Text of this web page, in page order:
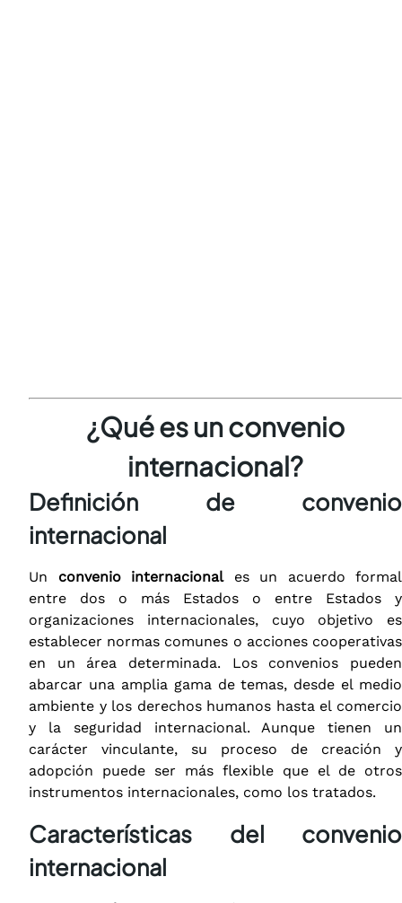
¿Qué es un convenio
internacional?
Definición de convenio
internacional
Un convenio internacionales un acuerdo formal
entre dos o más Estados o entre Estados y
organizaciones internacionales, cuyo objetivo es
establecer normas comunes o acciones cooperativas
en un área determinada. Los convenios pueden
abarcar una amplia gama de temas, desde el medio
ambiente y los derechos humanos hasta el comercio
y la seguridad internacional. Aunque tienen un
carácter vinculante, su proceso de creación y
adopción puede ser más flexible que el de otros
instrumentos internacionales, como los tratados.
Características del convenio
internacional